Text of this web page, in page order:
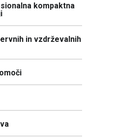
kompaktna
in vzdrževalnih